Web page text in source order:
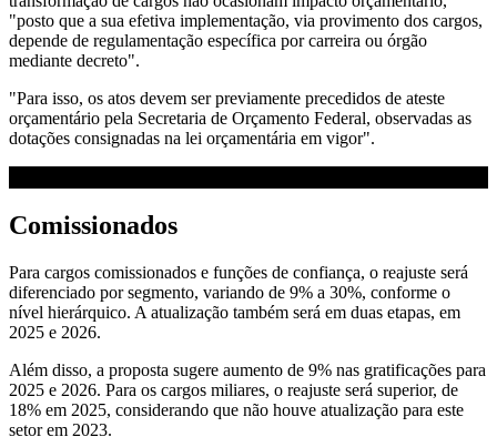
"posto que a sua efetiva implementação, via provimento dos cargos,
depende de regulamentação específica por carreira ou órgão
mediante decreto".
"Para isso, os atos devem ser previamente precedidos de ateste
orçamentário pela Secretaria de Orçamento Federal, observadas as
dotações consignadas na lei orçamentária em vigor".
Comissionados
Para cargos comissionados e funções de confiança, o reajuste será
diferenciado por segmento, variando de 9% a 30%, conforme o
nível hierárquico. A atualização também será em duas etapas, em
2025 e 2026.
Além disso, a proposta sugere aumento de 9% nas gratificações para
2025 e 2026. Para os cargos miliares, o reajuste será superior, de
18% em 2025, considerando que não houve atualização para este
setor em 2023.